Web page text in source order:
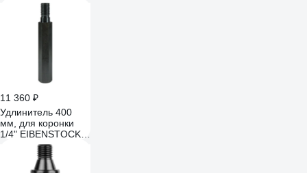
11 360 ₽
Удлинитель 400
мм, для коронки
1/4" EIBENSTOCK
35454000